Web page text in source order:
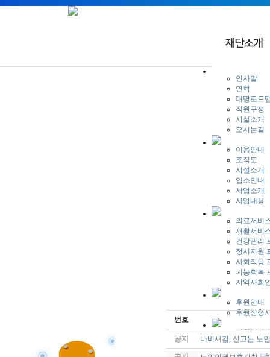
인사말
연혁
대명로드
직원구성
시설소개
오시는길
이용안내
조직도
시설소개
입소안내
사업소개
사업내용
의료서비
재활서비
건강관리
정서지원
사회적응
기능회복
지역사회
후원안내
후원신청
자원봉사
자원봉사
실습안내
번호
공지 나비새김, 신고는 노